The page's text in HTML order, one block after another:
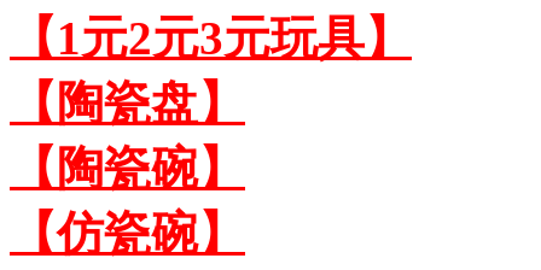
【1元2元3元玩具】
【陶瓷盘】
【陶瓷碗】
【仿瓷碗】